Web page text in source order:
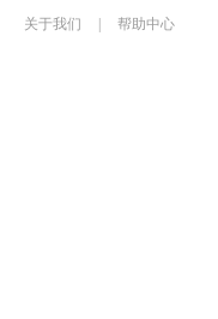
关于我们
帮助中心